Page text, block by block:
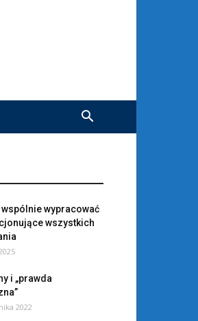
wspólnie wypracować
wszystkich
i „prawda
2022